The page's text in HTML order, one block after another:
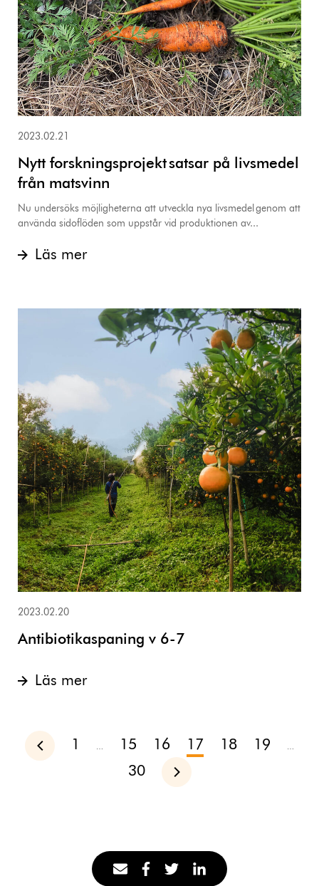
2023.02.21
Nytt forskningsprojekt satsar på livsmedel
från matsvinn
Nu undersöks möjligheterna att utveckla nya livsmedel genom att
använda sidoflöden som uppstår vid produktionen av...
Läs mer
2023.02.20
Antibiotikaspaning v 6-7
Läs mer
Föregående
1 15 16 17 18 19
30 Nästa